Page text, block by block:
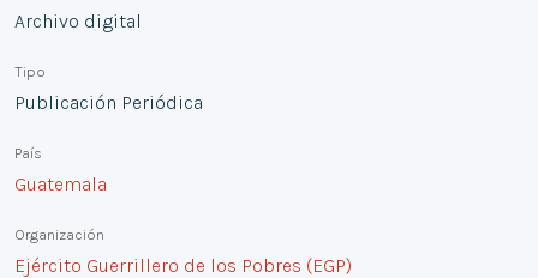
Archivo digital
Tipo
Publicación Periódica
País
Guatemala
Organización
Ejército Guerrillero de los Pobres (EGP)